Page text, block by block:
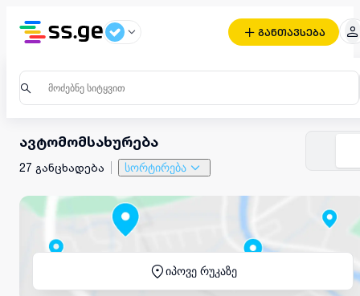
განთავსება
ავტომომსახურება
27 განცხადება სორტირება
იპოვე რუკაზე